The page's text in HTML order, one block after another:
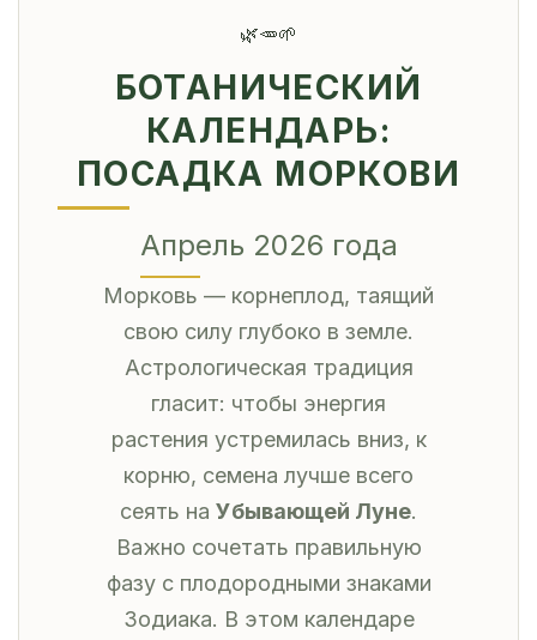
🌿🥕🌱
БОТАНИЧЕСКИЙ
КАЛЕНДАРЬ:
ПОСАДКА МОРКОВИ
Апрель 2026 года
Морковь — корнеплод, таящий
свою силу глубоко в земле.
Астрологическая традиция
гласит: чтобы энергия
растения устремилась вниз, к
корню, семена лучше всего
сеять на Убывающей Луне.
Важно сочетать правильную
фазу с плодородными знаками
Зодиака. В этом календаре